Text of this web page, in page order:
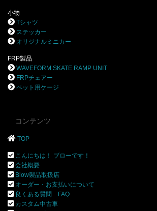
小物
Tシャツ
ステッカー
オリジナルミニカー
FRP製品
WAVEFORM SKATE RAMP UNIT
FRPチェアー
ペット用ケージ
コンテンツ
TOP
こんにちは！ ブローです！
会社概要
Blow製品取扱店
オーダー・お支払いについて
良くある質問 FAQ
カスタム中古車